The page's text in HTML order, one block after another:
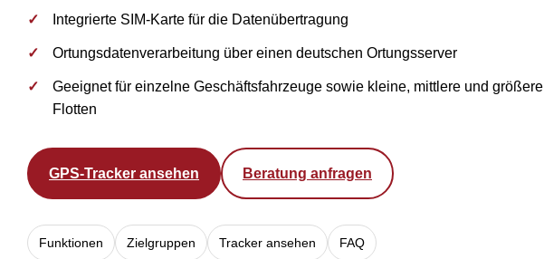
Integrierte SIM-Karte für die Datenübertragung
Ortungsdatenverarbeitung über einen deutschen Ortungsserver
Geeignet für einzelne Geschäftsfahrzeuge sowie kleine, mittlere und größere
Flotten
GPS-Tracker ansehen Beratung anfragen
Funktionen Zielgruppen Tracker ansehen FAQ